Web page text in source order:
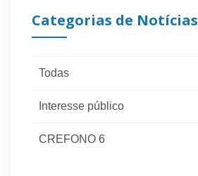
Categorias de Notícias
Todas
Interesse público
CREFONO 6